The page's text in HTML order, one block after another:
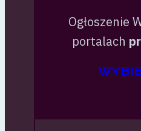
Ogłoszenie
portalach